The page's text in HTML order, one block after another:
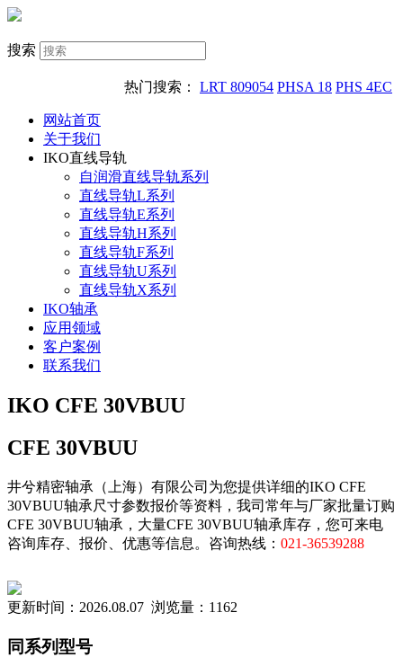
搜索
热门搜索： LRT 809054 PHSA 18 PHS 4EC
网站首页
关于我们
IKO直线导轨
自润滑直线导轨系列
直线导轨L系列
直线导轨E系列
直线导轨H系列
直线导轨F系列
直线导轨U系列
直线导轨X系列
IKO轴承
应用领域
客户案例
联系我们
IKO CFE 30VBUU
CFE 30VBUU
井兮精密轴承（上海）有限公司为您提供详细的IKO CFE
30VBUU轴承尺寸参数报价等资料，我司常年与厂家批量订购
CFE 30VBUU轴承，大量CFE 30VBUU轴承库存，您可来电
咨询库存、报价、优惠等信息。咨询热线： 021-36539288
更新时间：2026.08.07 浏览量：1162
同系列型号